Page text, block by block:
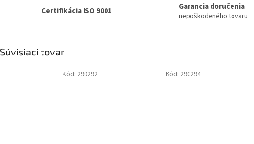
Certifikácia ISO 9001 Garancia doručenia
nepoškodeného tovaru
Súvisiaci tovar
Kód: 290292 Kód: 290294